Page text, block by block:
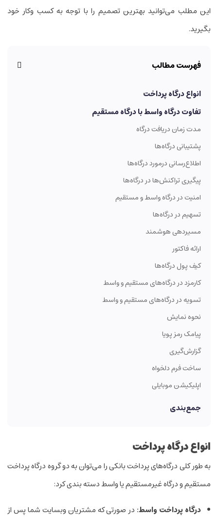
این مطلب می‌توانید بهترین تصمیم را با توجه به کسب وکار خود
بگیرید.
فهرست مطالب
انواع درگاه پرداخت
تفاوت درگاه واسط با درگاه مستقیم
مدت زمان دریافت درگاه
پشتیبانی درگاه‌ها
اطلاع‌رسانی درمورد درگاه‌ها
پیگیری تراکنش‌ها در درگاه‌ها
امنیت در درگاه واسط و مستقیم
تسهیم در درگاه‌ها
مسیردهی هوشمند
ارائه فاکتور
کیف پول درگاه‌ها
کارمزد در درگاه‌های مستقیم و واسط
تسویه در درگاه‌های مستقیم و واسط
نحوه نمایش
پیامک رمز پویا
گزارش‌گیری
ساخت فرم دلخواه
اپلیکیشن موبایلی
جمع‌بندی
انواع درگاه پرداخت
به طور کلی درگاه‌های پرداخت بانکی را می‌توان به دو گروه درگاه پرداخت
مستقیم و درگاه غیرمستقیم یا واسط دسته بندی کرد:
درگاه پرداخت واسط: در صورتی که مشتریان وبسایت شما پس از